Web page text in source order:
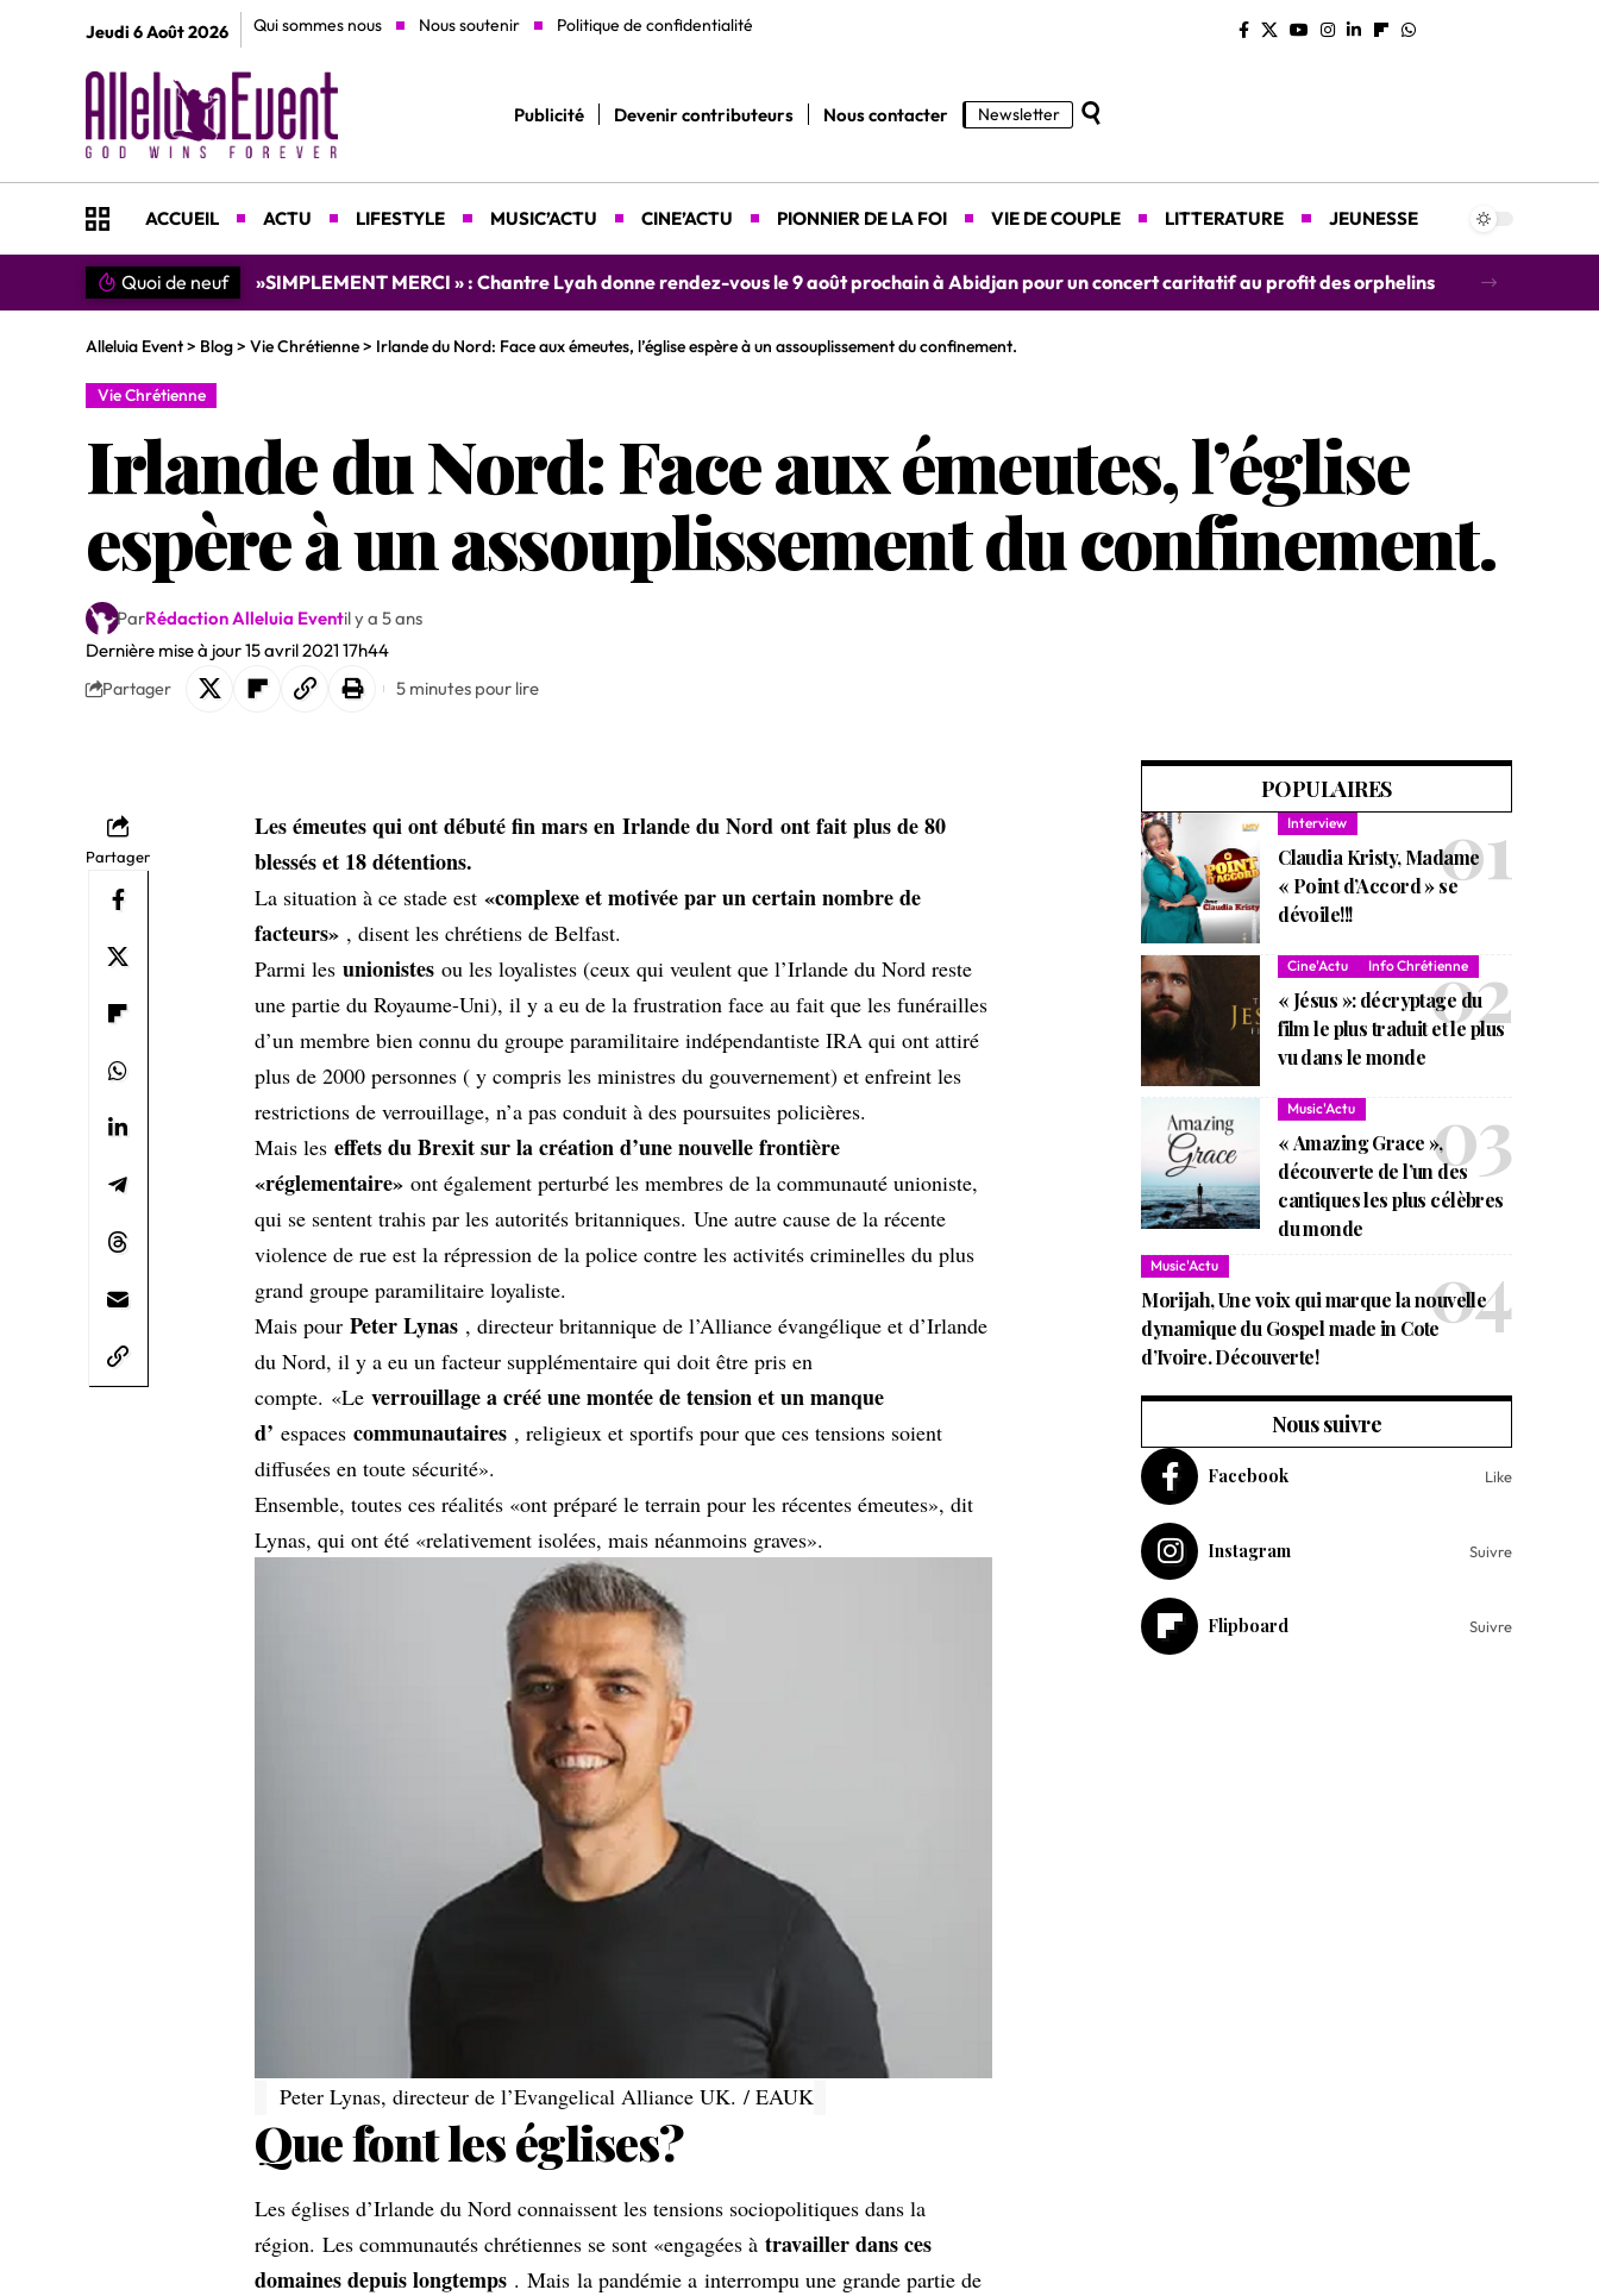
Jeudi 6 Août 2026 Qui sommes nous Nous soutenir Politique de confidentialité
Publicité Devenir contributeurs Nous contacter Newsletter
ACCUEIL ACTU LIFESTYLE MUSIC’ACTU CINE’ACTU PIONNIER DE LA FOI VIE DE COUPLE LITTERATURE JEUNESSE
Quoi de neuf »SIMPLEMENT MERCI » : Chantre Lyah donne rendez-vous le 9 août prochain à Abidjan pour un concert caritatif au profit des orphelins
Alleluia Event> Blog> Vie Chrétienne> Irlande du Nord: Face aux émeutes, l’église espère à un assouplissement du confinement.
Vie Chrétienne
Irlande du Nord: Face aux émeutes, l’église
espère à un assouplissement du confinement.
Dernière mise à jour 15 avril 2021 17h44
ParRédaction Alleluia Eventil y a 5 ans
Partager 5 minutes pour lire
Partager
Les émeutes qui ont débuté fin mars enIrlande du Nord ont fait plus de 80
blessés et 18 détentions.
La situation à ce stade est«complexe et motivée par un certain nombre de
facteurs» , disent les chrétiens de Belfast.
Parmi lesunionistes ou les loyalistes (ceux qui veulent que l’Irlande du Nord reste
une partie du Royaume-Uni), il y a eu de la frustration face au fait que les funérailles
d’un membre bien connu du groupe paramilitaire indépendantiste IRA qui ont attiré
plus de 2000 personnes ( y compris les ministres du gouvernement) et enfreint les
restrictions de verrouillage, n’a pas conduit à des poursuites policières.
Mais leseffets du Brexit sur la création d’une nouvelle frontière
«réglementaire» ont également perturbé les membres de la communauté unioniste,
qui se sentent trahis par les autorités britanniques. Une autre cause de la récente
violence de rue est la répression de la police contre les activités criminelles du plus
grand groupe paramilitaire loyaliste.
Mais pourPeter Lynas , directeur britannique de l’Alliance évangélique et d’Irlande
du Nord, il y a eu un facteur supplémentaire qui doit être pris en
compte. «Leverrouillage a créé une montée de tension et un manque
d’ espacescommunautaires , religieux et sportifs pour que ces tensions soient
diffusées en toute sécurité».
Ensemble, toutes ces réalités «ont préparé le terrain pour les récentes émeutes», dit
Lynas, qui ont été «relativement isolées, mais néanmoins graves».
Peter Lynas, directeur de l’Evangelical Alliance UK. / EAUK
Que font les églises?
Les églises d’Irlande du Nord connaissent les tensions sociopolitiques dans la
région. Les communautés chrétiennes se sont «engagées àtravailler dans ces
domaines depuis longtemps . Maisla pandémie a interrompu une grande partie de
POPULAIRES
Interview
Claudia Kristy, Madame
« Point d’Accord » se
dévoile!!!
Cine'Actu Info Chrétienne
« Jésus »: décryptage du
film le plus traduit et le plus
vu dans le monde
Music'Actu
« Amazing Grace »,
découverte de l’un des
cantiques les plus célèbres
du monde
Music'Actu
Morijah, Une voix qui marque la nouvelle
dynamique du Gospel made in Cote
d’Ivoire. Découverte!
Nous suivre
Facebook Like
Instagram Suivre
Flipboard Suivre